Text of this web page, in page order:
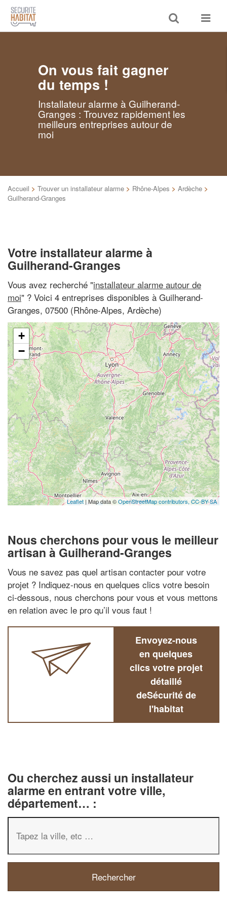
Toggle
search
Toggle
On vous fait gagner
du temps !
Installateur alarme à Guilherand-
Granges : Trouvez rapidement les
meilleurs entreprises autour de
moi
Accueil > Trouver un installateur alarme > Rhône-Alpes > Ardèche >
Guilherand-Granges
Votre installateur alarme à
Guilherand-Granges
Vous avez recherché "installateur alarme autour de
moi" ? Voici 4 entreprises disponibles à Guilherand-
Granges, 07500 (Rhône-Alpes, Ardèche)
+
−
Leaflet | Map data ©OpenStreetMap contributors, CC-BY-SA
Nous cherchons pour vous le meilleur
artisan à Guilherand-Granges
Vous ne savez pas quel artisan contacter pour votre
projet ? Indiquez-nous en quelques clics votre besoin
ci-dessous, nous cherchons pour vous et vous mettons
en relation avec le pro qu’il vous faut !
Envoyez-nous
en quelques
clics votre projet
détaillé
deSécurité de
l'habitat
Ou cherchez aussi un installateur
alarme en entrant votre ville,
département… :